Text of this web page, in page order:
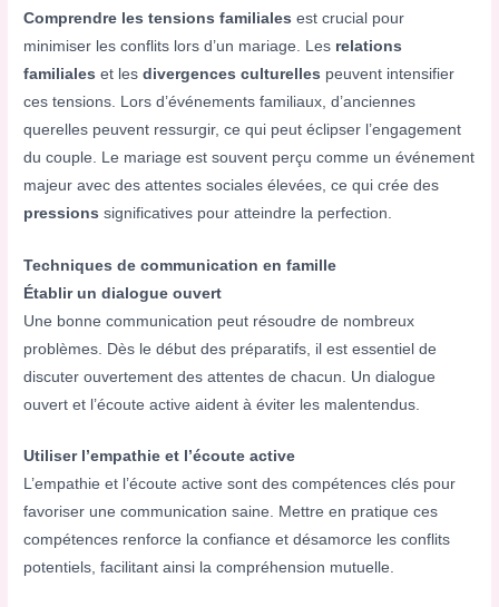
Comprendre les tensions familiales est crucial pour
minimiser les conflits lors d’un mariage. Les relations
familialeset lesdivergences culturelles peuvent intensifier
ces tensions. Lors d’événements familiaux, d’anciennes
querelles peuvent ressurgir, ce qui peut éclipser l’engagement
du couple. Le mariage est souvent perçu comme un événement
majeur avec des attentes sociales élevées, ce qui crée des
pressions significatives pour atteindre la perfection.
Techniques de communication en famille
Établir un dialogue ouvert
Une bonne communication peut résoudre de nombreux
problèmes. Dès le début des préparatifs, il est essentiel de
discuter ouvertement des attentes de chacun. Un dialogue
ouvert et l’écoute active aident à éviter les malentendus.
Utiliser l’empathie et l’écoute active
L’empathie et l’écoute active sont des compétences clés pour
favoriser une communication saine. Mettre en pratique ces
compétences renforce la confiance et désamorce les conflits
potentiels, facilitant ainsi la compréhension mutuelle.